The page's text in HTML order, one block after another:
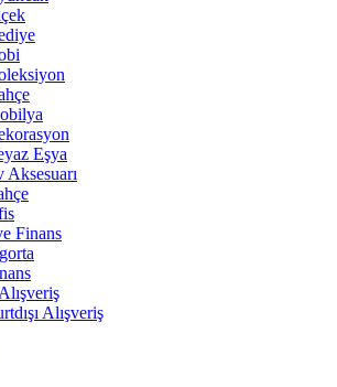
Eşya
Aksesuarı
Finans
Alışveriş